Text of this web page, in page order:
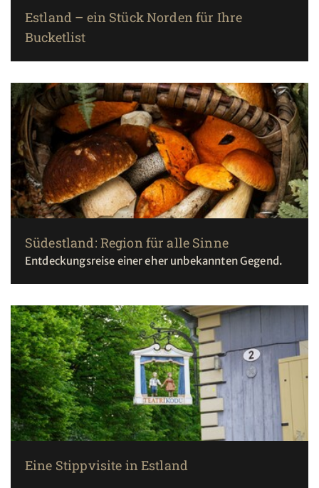
Estland – ein Stück Norden für Ihre
Bucketlist
Südestland: Region für alle Sinne
Entdeckungsreise einer eher unbekannten Gegend.
Eine Stippvisite in Estland